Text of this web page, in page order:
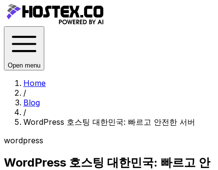
Open menu
Home
/
Blog
/
WordPress 호스팅 대한민국: 빠르고 안전한 서버
wordpress
WordPress 호스팅 대한민국: 빠르고 안